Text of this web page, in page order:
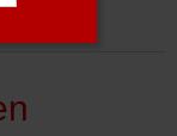
(.ics)